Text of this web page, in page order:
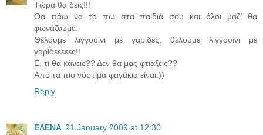
Τώρα θα δεις!!!
Θα πάω να τo πω στα παιδιά σου και όλοι μαζί θα
φωνάζουμε:
Θέλουμε λιγγουίνι με γαρίδες, θέλουμε λιγγουίνι με
γαρίδεεεεες!!
Ε, τι θα κάνεις?? Δεν θα μας φτιάξεις??
Από τα πιο νόστιμα φαγάκια είναι:))
Reply
ΕΛΕΝΑ 21 January 2009 at 12:30